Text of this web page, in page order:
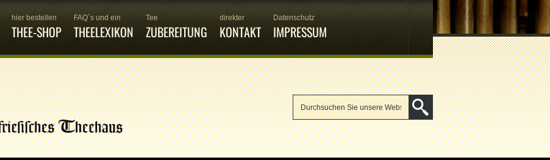
hier bestellen
THEE-SHOP
FAQ´s und ein
THEELEXIKON
Tee
ZUBEREITUNG
direkter
KONTAKT
Datenschutz
IMPRESSUM